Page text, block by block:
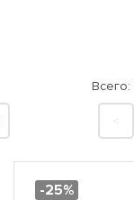
Всего:
-25%